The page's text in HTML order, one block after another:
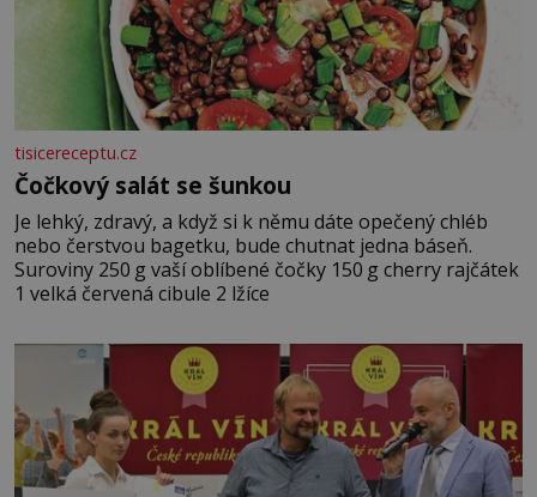
tisicereceptu.cz
Čočkový salát se šunkou
Je lehký, zdravý, a když si k němu dáte opečený chléb
nebo čerstvou bagetku, bude chutnat jedna báseň.
Suroviny 250 g vaší oblíbené čočky 150 g cherry rajčátek
1 velká červená cibule 2 lžíce